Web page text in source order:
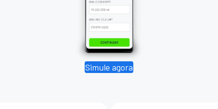
Simule agora